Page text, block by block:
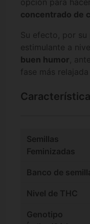
opción para
concentrado de
Su efecto, por
estimulante a
buen humor,
fase más
Semillas
Feminizadas
Banco de
Nivel de THC
Genotipo